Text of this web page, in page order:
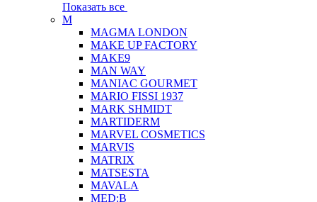
Показать все
M
MAGMA LONDON
MAKE UP FACTORY
MAKE9
MAN WAY
MANIAC GOURMET
MARIO FISSI 1937
MARK SHMIDT
MARTIDERM
MARVEL COSMETICS
MARVIS
MATRIX
MATSESTA
MAVALA
MED:B